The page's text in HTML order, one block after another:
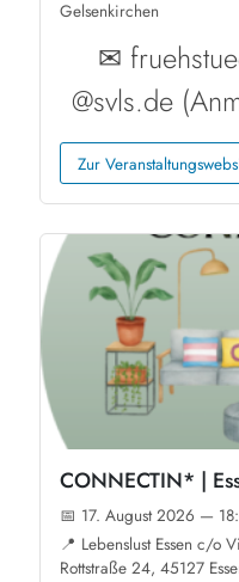
Gelsenkirchen
✉
@svls.de
Zur
CONNECTIN* |
📅 17. August 2026 —
📍 Lebenslust Essen c/o
Rottstraße 24, 45127